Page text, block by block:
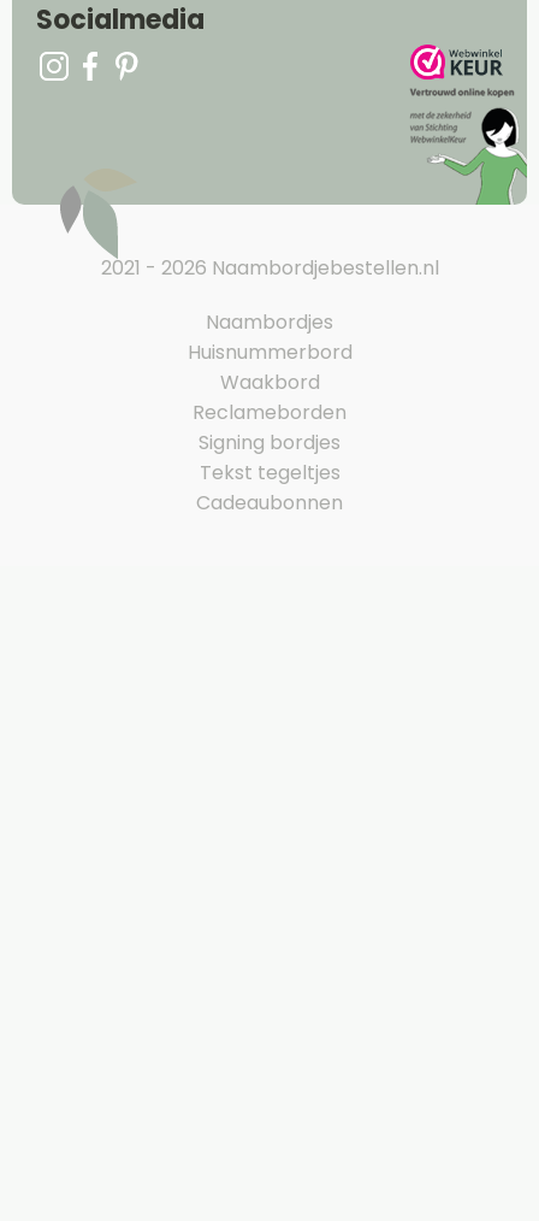
Socialmedia
2021 - 2026 Naambordjebestellen.nl
Naambordjes
Huisnummerbord
Waakbord
Reclameborden
Signing bordjes
Tekst tegeltjes
Cadeaubonnen